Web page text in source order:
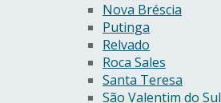
Nova Bréscia
Putinga
Relvado
Roca Sales
Santa Teresa
São Valentim do Sul